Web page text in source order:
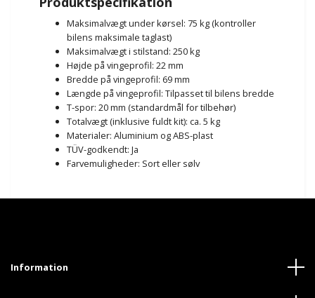
Maksimalvægt under kørsel: 75 kg (kontroller
bilens maksimale taglast)
Maksimalvægt i stilstand: 250 kg
Højde på vingeprofil: 22 mm
Bredde på vingeprofil: 69 mm
Længde på vingeprofil: Tilpasset til bilens bredde
T-spor: 20 mm (standardmål for tilbehør)
Totalvægt (inklusive fuldt kit): ca. 5 kg
Materialer: Aluminium og ABS-plast
TÜV-godkendt: Ja
Farvemuligheder: Sort eller sølv
Information